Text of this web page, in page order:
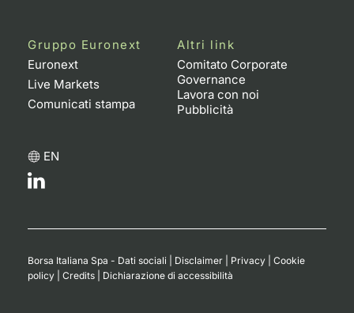
Gruppo Euronext
Euronext
Live Markets
Comunicati stampa
Altri link
Comitato Corporate
Governance
Lavora con noi
Pubblicità
EN
Borsa Italiana Spa - Dati sociali Disclaimer Privacy
Cookie
policy
Credits Dichiarazione di accessibilità